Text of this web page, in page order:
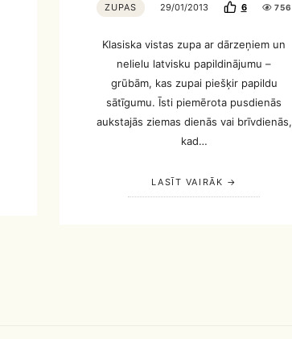
ZUPAS 29/01/2013 6 756
Klasiska vistas zupa ar dārzeņiem un
nelielu latvisku papildinājumu –
grūbām, kas zupai piešķir papildu
sātīgumu. Īsti piemērota pusdienās
aukstajās ziemas dienās vai brīvdienās,
kad…
LASĪT VAIRĀK